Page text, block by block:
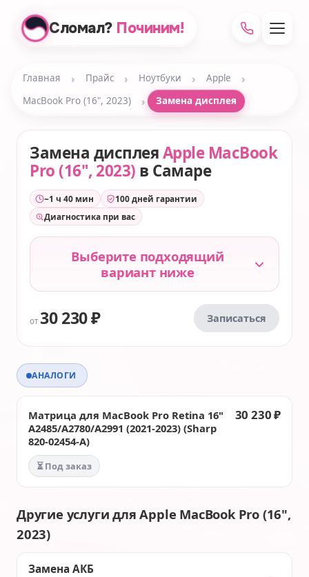
Сломал? Починим!
Главная › Прайс › Ноутбуки › Apple ›
MacBook Pro (16", 2023) › Замена дисплея
Замена дисплеяApple MacBook
Pro (16", 2023) в Самаре
~1 ч 40 мин
100 дней гарантии
Диагностика при вас
Выберите подходящий
вариант ниже
от 30 230 ₽ Записаться
АНАЛОГИ
Матрица для MacBook Pro Retina 16"
A2485/A2780/A2991 (2021-2023) (Sharp
820-02454-A)
30 230 ₽
⏳ Под заказ
Другие услуги для Apple MacBook Pro (16",
2023)
Замена АКБ